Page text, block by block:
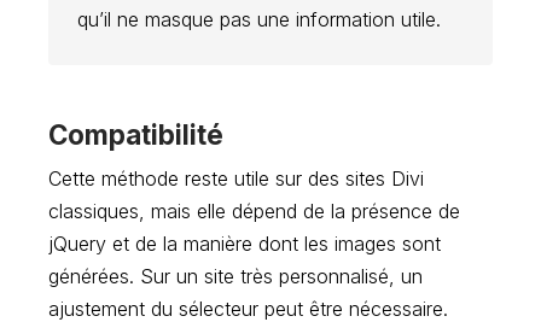
qu’il ne masque pas une information utile.
Compatibilité
Cette méthode reste utile sur des sites Divi
classiques, mais elle dépend de la présence de
jQuery et de la manière dont les images sont
générées. Sur un site très personnalisé, un
ajustement du sélecteur peut être nécessaire.